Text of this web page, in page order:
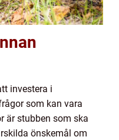
investera i
som kan vara
är stubben som ska
önskemål om